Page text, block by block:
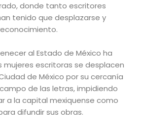
donde tanto escritores
tenido que desplazarse y
al Estado de México ha
mujeres escritoras se desplacen
de México por su cercanía
de las letras, impidiendo
a la capital mexiquense como
difundir sus obras.